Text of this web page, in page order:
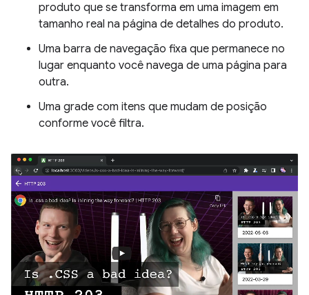
produto que se transforma em uma imagem em
tamanho real na página de detalhes do produto.
Uma barra de navegação fixa que permanece no
lugar enquanto você navega de uma página para
outra.
Uma grade com itens que mudam de posição
conforme você filtra.